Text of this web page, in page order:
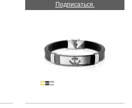
Подписаться.